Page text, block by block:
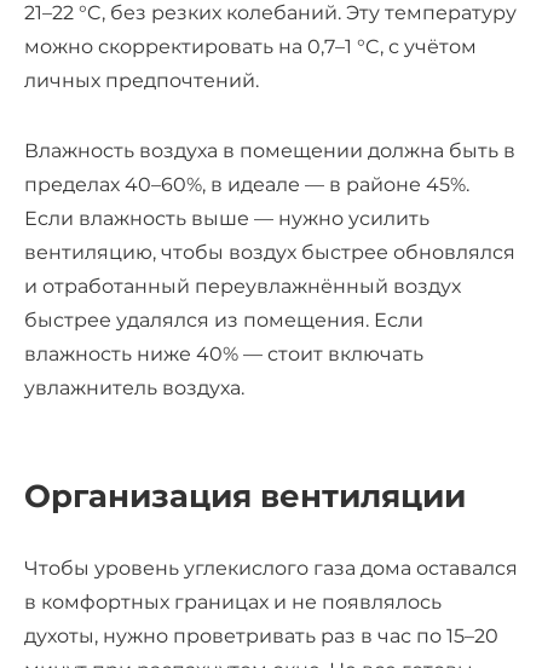
21–22 °C, без резких колебаний. Эту температуру
можно скорректировать на 0,7–1 °C, с учётом
личных предпочтений.
Влажность воздуха в помещении должна быть в
пределах 40–60%, в идеале — в районе 45%.
Если влажность выше — нужно усилить
вентиляцию, чтобы воздух быстрее обновлялся
и отработанный переувлажнённый воздух
быстрее удалялся из помещения. Если
влажность ниже 40% — стоит включать
увлажнитель воздуха.
Организация вентиляции
Чтобы уровень углекислого газа дома оставался
в комфортных границах и не появлялось
духоты, нужно проветривать раз в час по 15–20